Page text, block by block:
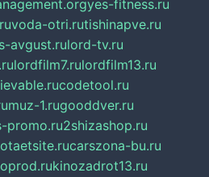
yes-fitness.ru
voda-otri.rutishinapve.ru
avgust.rulord-tv.ru
lordfilm7.rulordfilm13.ru
codetool.ru
muz-1.rugooddver.ru
promo.ru2shizashop.ru
carszona-bu.ru
kinozadrot13.ru